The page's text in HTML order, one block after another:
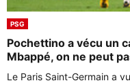
PSG
Pochettino a vécu un
Mbappé, on ne peut
Le Paris Saint-Germain a